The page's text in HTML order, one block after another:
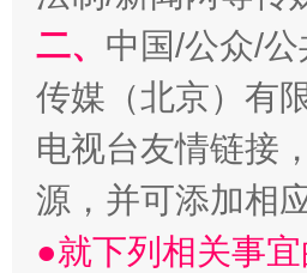
二、 中国/公众/
传媒（北京）有
电视台友情链接
源，并可添加相
●就下列相关事